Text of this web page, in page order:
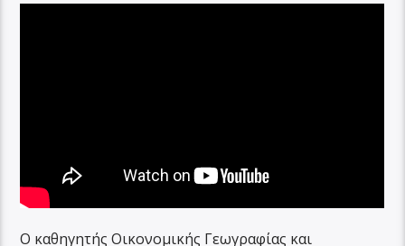
Ο καθηγητής Οικονομικής Γεωγραφίας και